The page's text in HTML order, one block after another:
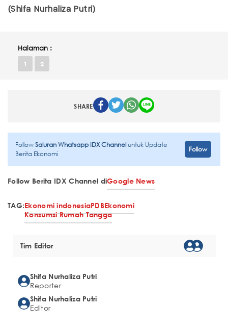
(Shifa Nurhaliza Putri)
Halaman :
1 2
SHARE
FollowSaluran Whatsapp IDX Channeluntuk Update
Berita Ekonomi
Follow
Follow Berita IDX Channel diGoogle News
TAG:Ekonomi indonesiaPDBEkonomi
Konsumsi Rumah Tangga
Tim Editor
Shifa Nurhaliza Putri
Reporter
Shifa Nurhaliza Putri
Editor